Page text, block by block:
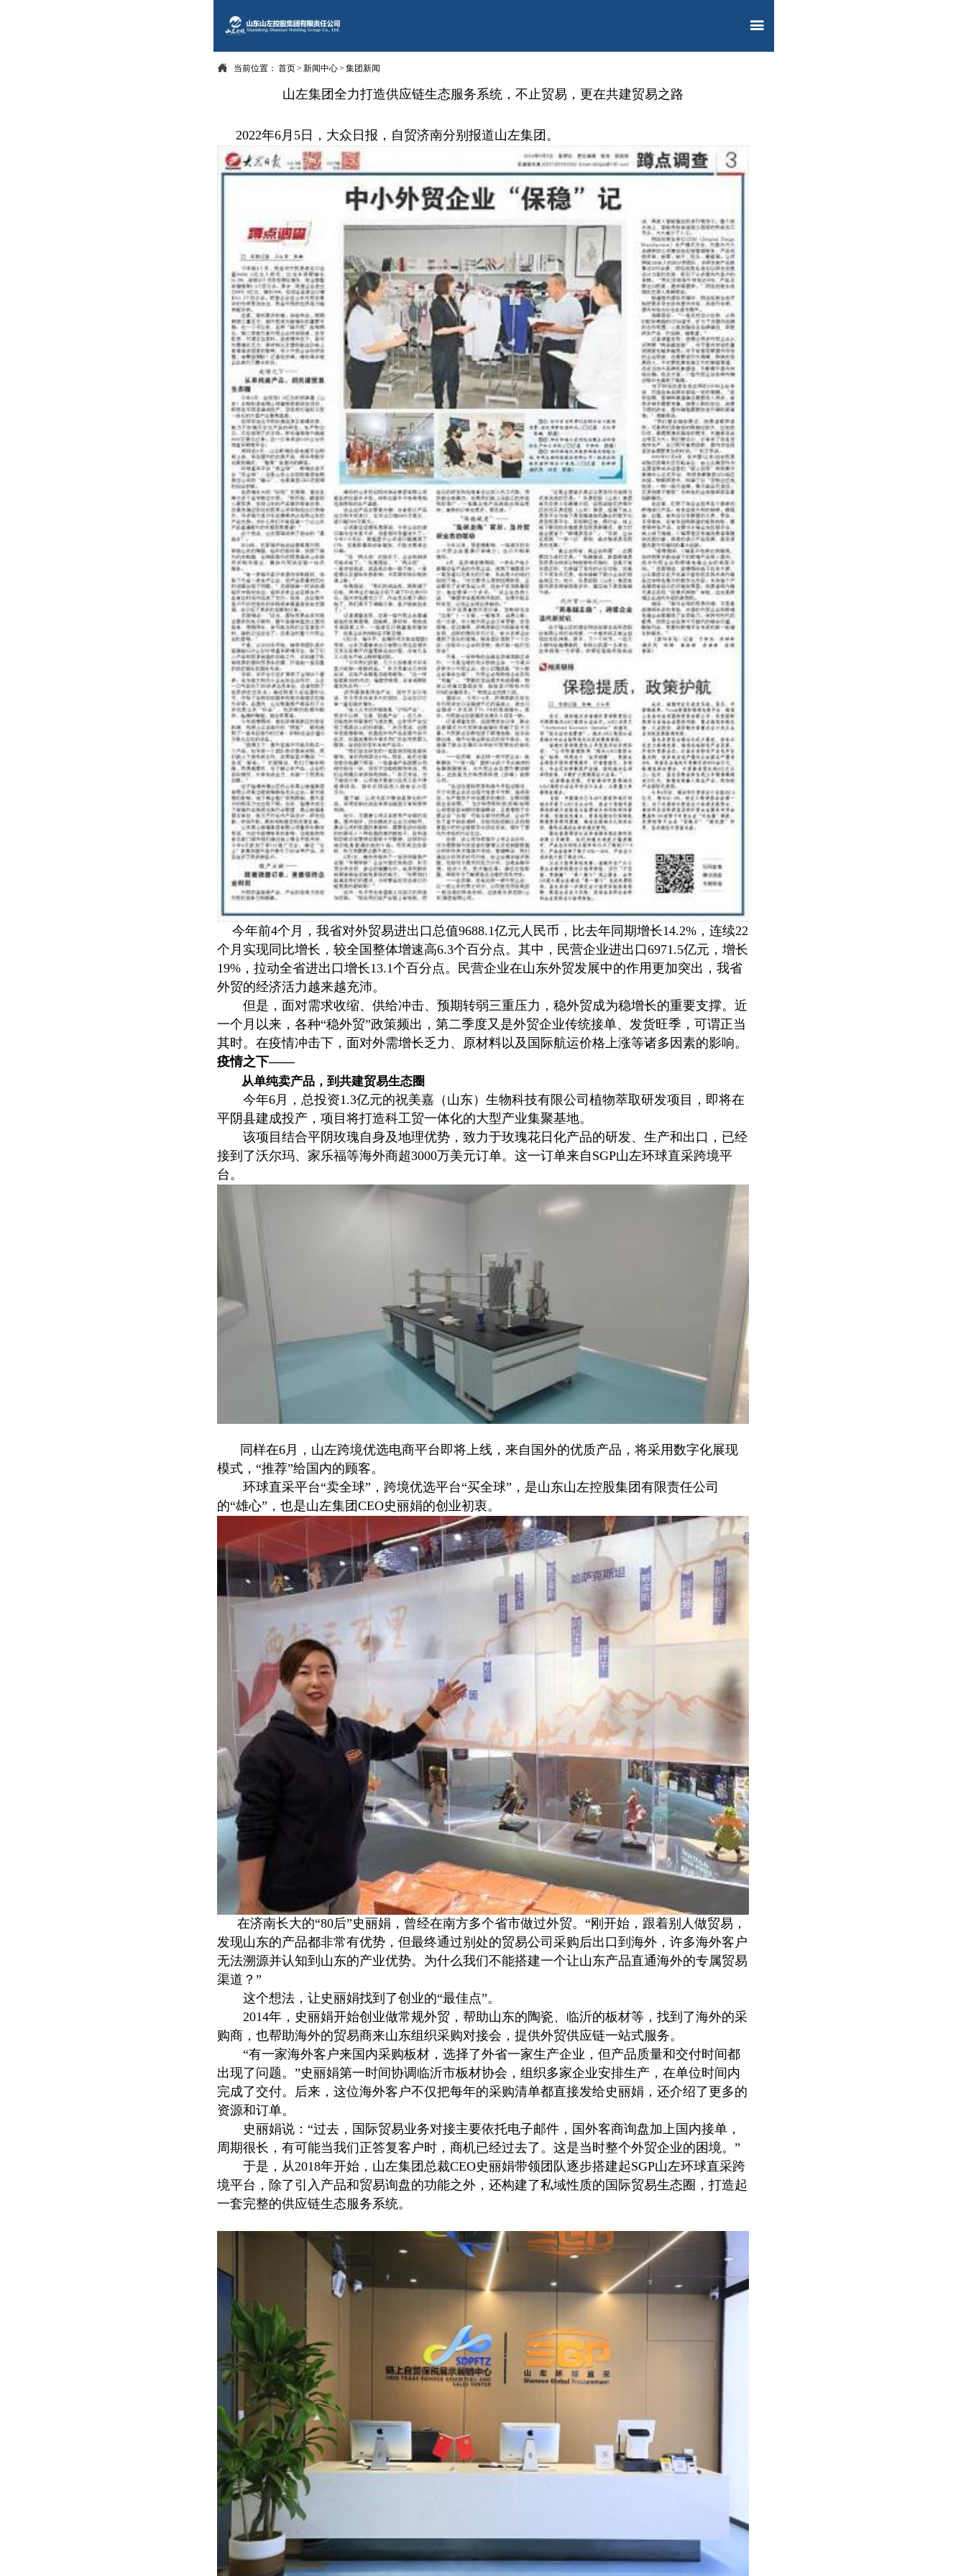

 当前位置： 首页> 新闻中心> 集团新闻
山左集团全力打造供应链生态服务系统，不止贸易，更在共建贸易之路
2022年6月5日，大众日报，自贸济南分别报道山左集团。
今年前4个月，我省对外贸易进出口总值9688.1亿元人民币，比去年同期增长14.2%，连续22
个月实现同比增长，较全国整体增速高6.3个百分点。其中，民营企业进出口6971.5亿元，增长
19%，拉动全省进出口增长13.1个百分点。民营企业在山东外贸发展中的作用更加突出，我省
外贸的经济活力越来越充沛。
但是，面对需求收缩、供给冲击、预期转弱三重压力，稳外贸成为稳增长的重要支撑。近
一个月以来，各种“稳外贸”政策频出，第二季度又是外贸企业传统接单、发货旺季，可谓正当
其时。在疫情冲击下，面对外需增长乏力、原材料以及国际航运价格上涨等诸多因素的影响。
疫情之下——
从单纯卖产品，到共建贸易生态圈
今年6月，总投资1.3亿元的祝美嘉（山东）生物科技有限公司植物萃取研发项目，即将在
平阴县建成投产，项目将打造科工贸一体化的大型产业集聚基地。
该项目结合平阴玫瑰自身及地理优势，致力于玫瑰花日化产品的研发、生产和出口，已经
接到了沃尔玛、家乐福等海外商超3000万美元订单。这一订单来自SGP山左环球直采跨境平
台。
同样在6月，山左跨境优选电商平台即将上线，来自国外的优质产品，将采用数字化展现
模式，“推荐”给国内的顾客。
环球直采平台“卖全球”，跨境优选平台“买全球”，是山东山左控股集团有限责任公司
的“雄心”，也是山左集团CEO史丽娟的创业初衷。
在济南长大的“80后”史丽娟，曾经在南方多个省市做过外贸。“刚开始，跟着别人做贸易，
发现山东的产品都非常有优势，但最终通过别处的贸易公司采购后出口到海外，许多海外客户
无法溯源并认知到山东的产业优势。为什么我们不能搭建一个让山东产品直通海外的专属贸易
渠道？”
这个想法，让史丽娟找到了创业的“最佳点”。
2014年，史丽娟开始创业做常规外贸，帮助山东的陶瓷、临沂的板材等，找到了海外的采
购商，也帮助海外的贸易商来山东组织采购对接会，提供外贸供应链一站式服务。
“有一家海外客户来国内采购板材，选择了外省一家生产企业，但产品质量和交付时间都
出现了问题。”史丽娟第一时间协调临沂市板材协会，组织多家企业安排生产，在单位时间内
完成了交付。后来，这位海外客户不仅把每年的采购清单都直接发给史丽娟，还介绍了更多的
资源和订单。
史丽娟说：“过去，国际贸易业务对接主要依托电子邮件，国外客商询盘加上国内接单，
周期很长，有可能当我们正答复客户时，商机已经过去了。这是当时整个外贸企业的困境。”
于是，从2018年开始，山左集团总裁CEO史丽娟带领团队逐步搭建起SGP山左环球直采跨
境平台，除了引入产品和贸易询盘的功能之外，还构建了私域性质的国际贸易生态圈，打造起
一套完整的供应链生态服务系统。